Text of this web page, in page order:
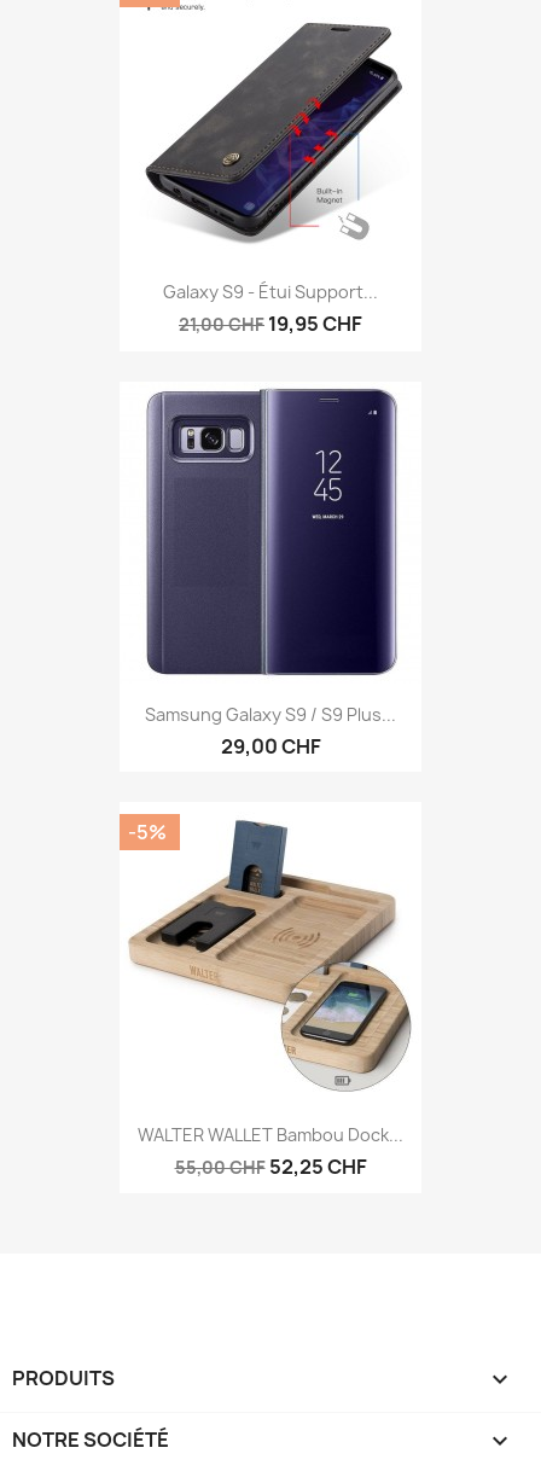
Galaxy S9 - Étui Support...
21,00 CHF 19,95 CHF
Samsung Galaxy S9 / S9 Plus...
29,00 CHF
WALTER WALLET Bambou Dock...
55,00 CHF 52,25 CHF
-5%
PRODUITS 
NOTRE SOCIÉTÉ 